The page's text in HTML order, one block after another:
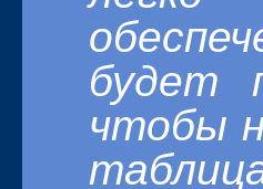
будет
чтобы